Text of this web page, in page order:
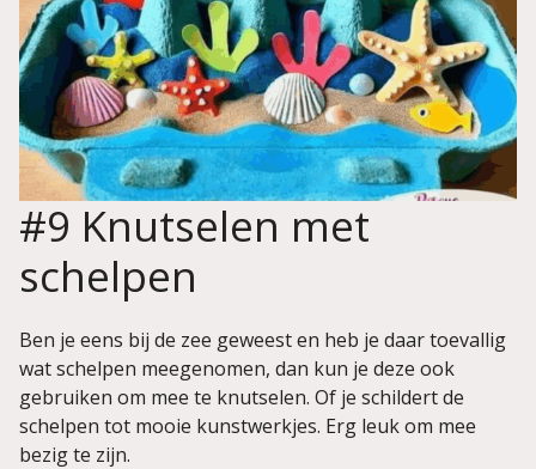
#9 Knutselen met
schelpen
Ben je eens bij de zee geweest en heb je daar toevallig
wat schelpen meegenomen, dan kun je deze ook
gebruiken om mee te knutselen. Of je schildert de
schelpen tot mooie kunstwerkjes. Erg leuk om mee
bezig te zijn.